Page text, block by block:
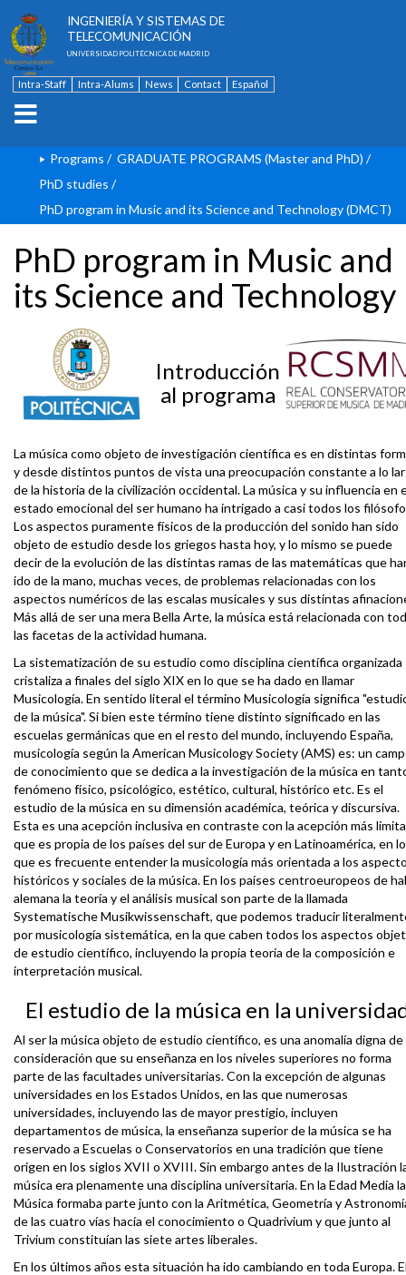
INGENIERÍA Y SISTEMAS DE
TELECOMUNICACIÓN
UNIVERSIDAD POLITÉCNICA DE MADRID
Intra-Staff Intra-Alums News Contact Español
Programs / GRADUATE PROGRAMS (Master and PhD) /
PhD studies /
PhD program in Music and its Science and Technology (DMCT)
PhD program in Music and
its Science and Technology
Introducción
al programa
La música como objeto de investigación científica es en distintas
y desde distintos puntos de vista una preocupación constante a lo
de la historia de la civilización occidental. La música y su influencia en
estado emocional del ser humano ha intrigado a casi todos los
Los aspectos puramente físicos de la producción del sonido han sido
objeto de estudio desde los griegos hasta hoy, y lo mismo se puede
decir de la evolución de las distintas ramas de las matemáticas que
ido de la mano, muchas veces, de problemas relacionadas con los
aspectos numéricos de las escalas musicales y sus distintas
Más allá de ser una mera Bella Arte, la música está relacionada con
las facetas de la actividad humana.
La sistematización de su estudio como disciplina científica organizada
cristaliza a finales del siglo XIX en lo que se ha dado en llamar
Musicología. En sentido literal el término Musicología significa
de la música". Si bien este término tiene distinto significado en las
escuelas germánicas que en el resto del mundo, incluyendo España,
musicología según la American Musicology Society (AMS) es: un
de conocimiento que se dedica a la investigación de la música en
fenómeno físico, psicológico, estético, cultural, histórico etc. Es el
estudio de la música en su dimensión académica, teórica y discursiva.
Esta es una acepción inclusiva en contraste con la acepción más
que es propia de los países del sur de Europa y en Latinoamérica, en
que es frecuente entender la musicología más orientada a los
históricos y sociales de la música. En los países centroeuropeos de
alemana la teoría y el análisis musical son parte de la llamada
Systematische Musikwissenschaft, que podemos traducir
por musicología sistemática, en la que caben todos los aspectos
de estudio científico, incluyendo la propia teoría de la composición e
interpretación musical.
El estudio de la música en la
Al ser la música objeto de estudio científico, es una anomalía digna de
consideración que su enseñanza en los niveles superiores no forma
parte de las facultades universitarias. Con la excepción de algunas
universidades en los Estados Unidos, en las que numerosas
universidades, incluyendo las de mayor prestigio, incluyen
departamentos de música, la enseñanza superior de la música se ha
reservado a Escuelas o Conservatorios en una tradición que tiene
origen en los siglos XVII o XVIII. Sin embargo antes de la Ilustración
música era plenamente una disciplina universitaria. En la Edad Media la
Música formaba parte junto con la Aritmética, Geometría y
de las cuatro vías hacia el conocimiento o Quadrivium y que junto al
Trivium constituían las siete artes liberales.
En los últimos años esta situación ha ido cambiando en toda Europa.